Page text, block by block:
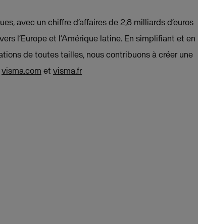
avec un chiffre d’affaires de 2,8 milliards d’euros
l’Europe et l’Amérique latine. En simplifiant et en
de toutes tailles, nous contribuons à créer une
visma.com et visma.fr